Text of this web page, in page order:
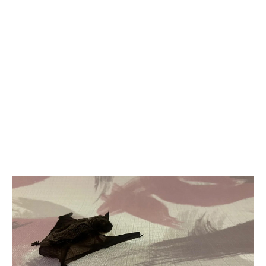
возможность получить образование, связаться с врачом,
оформить государственные услуги и сохранить связь с
внешним миром, не покидая традиционных мест проживания.
Отдельное направление — образование детей. Благодаря
региональной цифровой платформе «Стойбищная школа-сад»,
которая развивается на базе «Цифрового стойбища», дети из
семей оленеводов и рыбаков могут получать дошкольное
образование непосредственно в родовых угодьях. В 2025–